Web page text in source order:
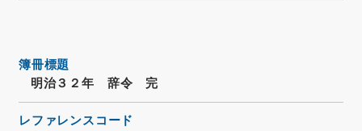
簿冊標題
明治３２年 辞令 完
レファレンスコード